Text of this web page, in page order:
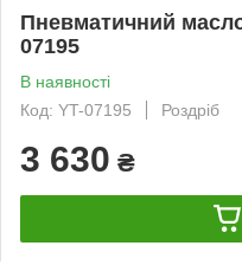
Пневматичний
07195
В наявності
Код: YT-07195
Роздріб
3 630 ₴